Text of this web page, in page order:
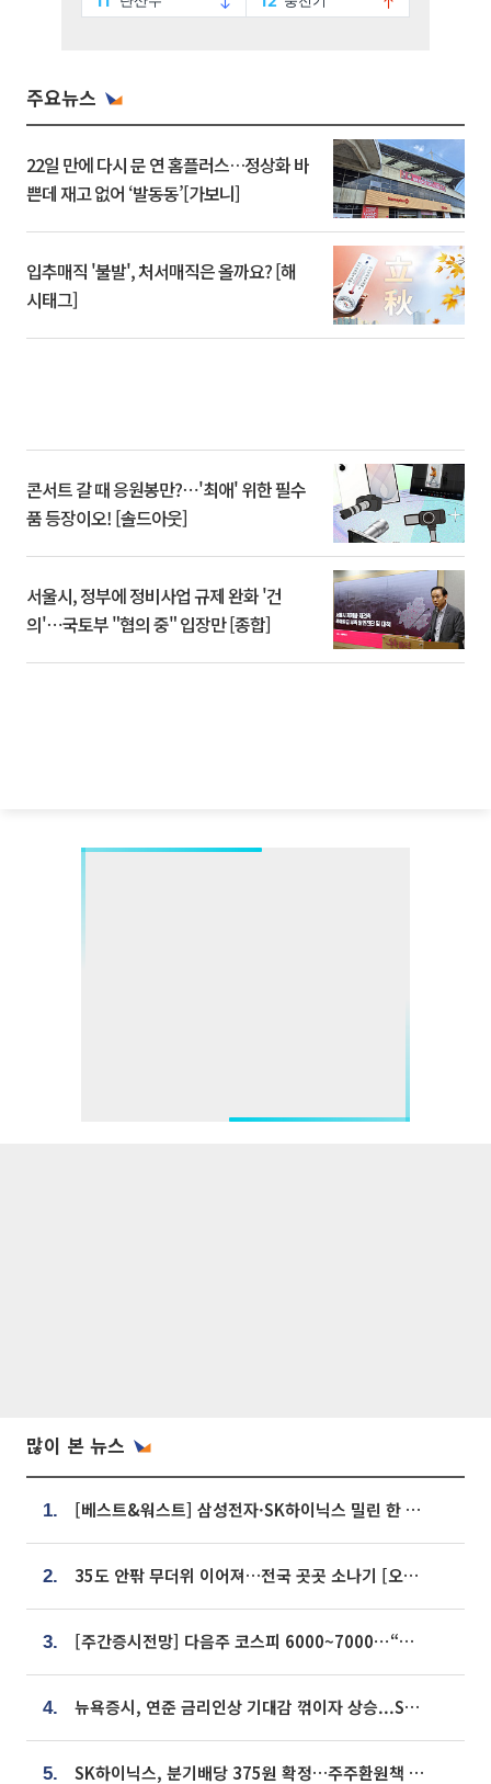
주요뉴스
22일 만에 다시 문 연 홈플러스…정상화 바
쁜데 재고 없어 ‘발동동’[가보니]
입추매직 '불발', 처서매직은 올까요? [해
시태그]
콘서트 갈 때 응원봉만?⋯'최애' 위한 필수
품 등장이오! [솔드아웃]
서울시, 정부에 정비사업 규제 완화 '건
의'⋯국토부 "협의 중" 입장만 [종합]
많이 본 뉴스
1. [베스트&워스트] 삼성전자·SK하이닉스 밀린 한 주…상상인증권은 85% 급등
2. 35도 안팎 무더위 이어져…전국 곳곳 소나기 [오늘 날씨]
3. [주간증시전망] 다음주 코스피 6000~7000⋯“外人 수급은 정책이 변수”
4. 뉴욕증시, 연준 금리인상 기대감 꺾이자 상승...S&P500 사상 최고치 [종합]
5. SK하이닉스, 분기배당 375원 확정…주주환원책 9월로 앞당겨 발표